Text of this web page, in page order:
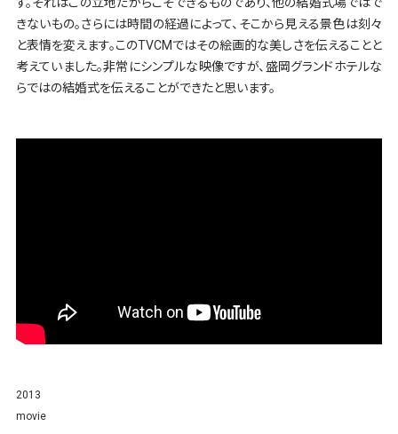
きないもの。さらには時間の経過によって、そこから見える景色は刻々
と表情を変えます。このTVCMではその絵画的な美しさを伝えることと
考えていました。非常にシンプルな映像ですが、盛岡グランドホテルな
らではの結婚式を伝えることができたと思います。
2013
movie